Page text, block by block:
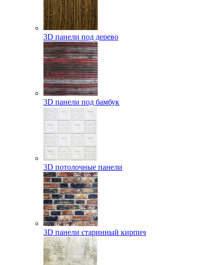
3D панели под дерево
3D панели под бамбук
3D потолочные панели
3D панели старинный кирпич